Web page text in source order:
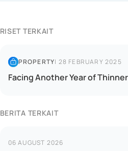
RISET TERKAIT
PROPERTY| 28 FEBRUARY 2025
Facing Another Year of
BERITA TERKAIT
06 AUGUST 2026